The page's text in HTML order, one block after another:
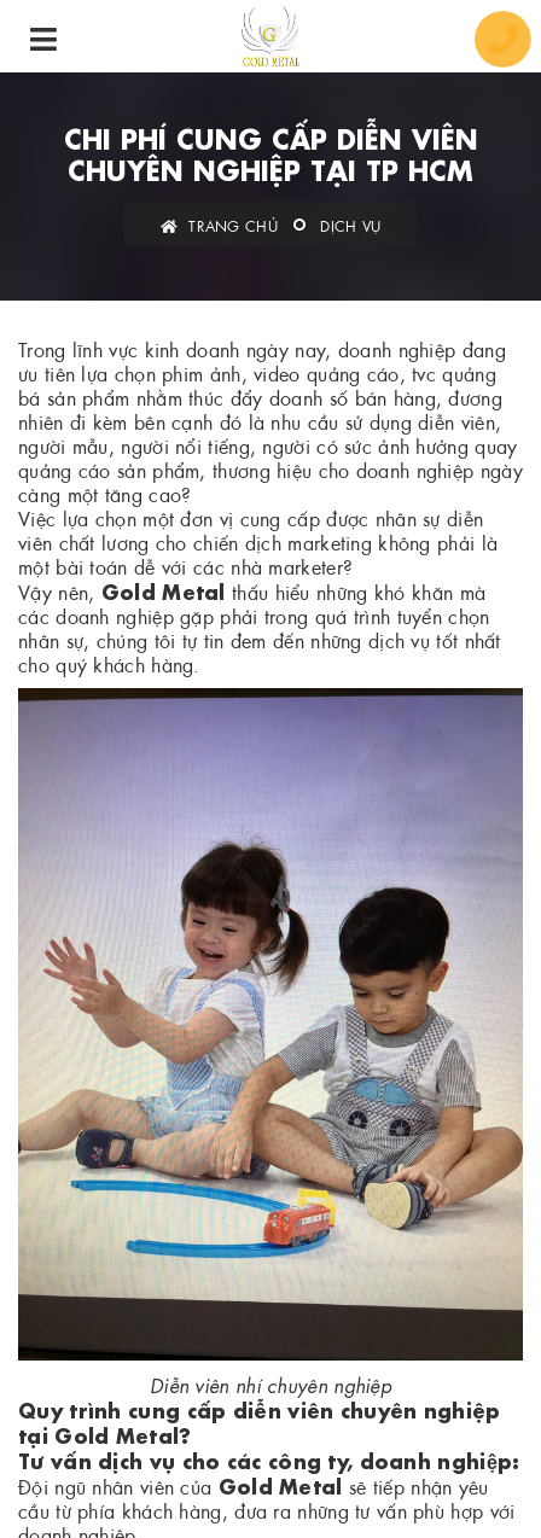
CHI PHÍ CUNG CẤP DIỄN VIÊN
CHUYÊN NGHIỆP TẠI TP HCM
TRANG CHỦ DỊCH VỤ
Trong lĩnh vực kinh doanh ngày nay, doanh nghiệp đang
ưu tiên lựa chọn phim ảnh, video quảng cáo, tvc quảng
bá sản phẩm nhằm thúc đẩy doanh số bán hàng, đương
nhiên đi kèm bên cạnh đó là nhu cầu sử dụng diễn viên,
người mẫu, người nổi tiếng, người có sức ảnh hưởng quay
quảng cáo sản phẩm, thương hiệu cho doanh nghiệp ngày
càng một tăng cao?
Việc lựa chọn một đơn vị cung cấp được nhân sự diễn
viên chất lương cho chiến dịch marketing không phải là
một bài toán dễ với các nhà marketer?
Vậy nên, Gold Metalthấu hiểu những khó khăn mà
các doanh nghiệp gặp phải trong quá trình tuyển chọn
nhân sự, chúng tôi tự tin đem đến những dịch vụ tốt nhất
cho quý khách hàng.
Diễn viên nhí chuyên nghiệp
Quy trình cung cấp diễn viên chuyên nghiệp
tại Gold Metal?
Tư vấn dịch vụ cho các công ty, doanh nghiệp:
Đội ngũ nhân viên của Gold Metal sẽ tiếp nhận yêu
cầu từ phía khách hàng, đưa ra những tư vấn phù hợp với